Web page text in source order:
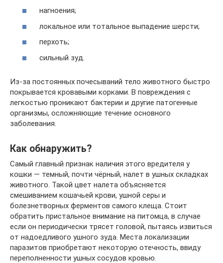
нагноения;
локальное или тотальное выпадение шерсти;
перхоть;
сильный зуд.
Из-за постоянных почесываний тело животного быстро
покрывается кровавыми корками. В повреждения с
легкостью проникают бактерии и другие патогенные
организмы, осложняющие течение основного
заболевания.
Как обнаружить?
Самый главный признак наличия этого вредителя у
кошки — темный, почти чёрный, налет в ушных складках
животного. Такой цвет налета объясняется
смешиванием кошачьей крови, ушной серы и
болезнетворных ферментов самого клеща. Стоит
обратить пристальное внимание на питомца, в случае
если он периодически трясет головой, пытаясь извиться
от надоедливого ушного зуда. Места локализации
паразитов приобретают некоторую отечность, ввиду
переполненности ушных сосудов кровью.